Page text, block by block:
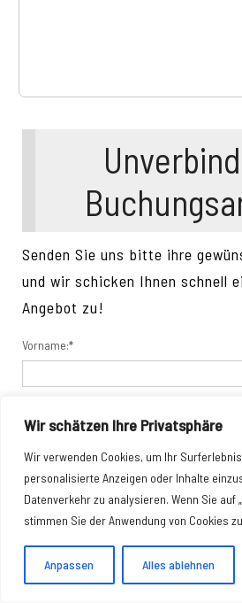
Wir schätzen Ihre Privatsphäre
Wir verwenden Cookies, um Ihr
personalisierte Anzeigen oder Inhalte
Datenverkehr zu analysieren. Wenn Sie auf
stimmen Sie der Anwendung von Cookies
Anpassen Alles ablehnen
Senden Sie uns bitte ihre
und wir schicken Ihnen schnell
Angebot zu!
Vorname:*
Nachname:*
Ihre E-Mail-Adresse:*
Telefonnummer: